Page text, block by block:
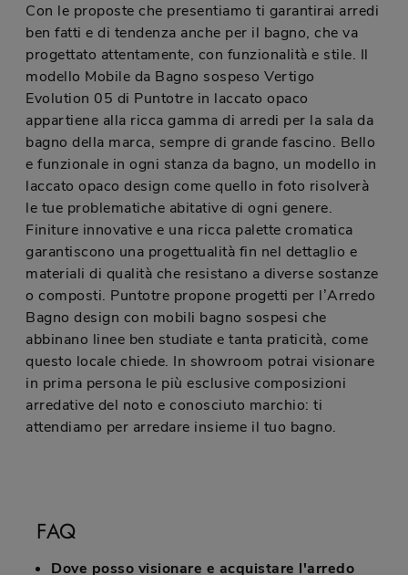
Con le proposte che presentiamo ti garantirai arredi
ben fatti e di tendenza anche per il bagno, che va
progettato attentamente, con funzionalità e stile. Il
modello Mobile da Bagno sospeso Vertigo
Evolution 05 di Puntotre in laccato opaco
appartiene alla ricca gamma di arredi per la sala da
bagno della marca, sempre di grande fascino. Bello
e funzionale in ogni stanza da bagno, un modello in
laccato opaco design come quello in foto risolverà
le tue problematiche abitative di ogni genere.
Finiture innovative e una ricca palette cromatica
garantiscono una progettualità fin nel dettaglio e
materiali di qualità che resistano a diverse sostanze
o composti. Puntotre propone progetti per l’Arredo
Bagno design con mobili bagno sospesi che
abbinano linee ben studiate e tanta praticità, come
questo locale chiede. In showroom potrai visionare
in prima persona le più esclusive composizioni
arredative del noto e conosciuto marchio: ti
attendiamo per arredare insieme il tuo bagno.
FAQ
Dove posso visionare e acquistare l'arredo